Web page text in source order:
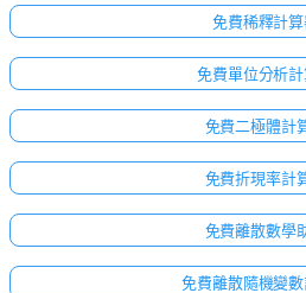
免費稀釋計
免費單位分析
免費二極體計
免費折現率計
免費離散數學
免費離散隨機變